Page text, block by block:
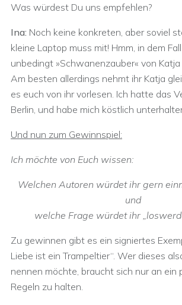
Was würdest Du uns empfehlen?
Ina: Noch keine konkreten, aber soviel
kleine Laptop muss mit! Hmm, in dem
unbedingt »Schwanenzauber« von
Am besten allerdings nehmt ihr Katja
es euch von ihr vorlesen. Ich hatte das
Berlin, und habe mich köstlich
Und nun zum Gewinnspiel:
Ich möchte von Euch wissen:
Welchen Autoren würdet ihr gern
und
welche Frage würdet ihr
Zu gewinnen gibt es ein signiertes
Liebe ist ein Trampeltier“. Wer dieses
nennen möchte, braucht sich nur an ein
Regeln zu halten.